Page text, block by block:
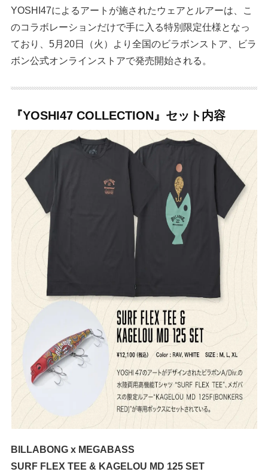
YOSHI47によるアートが施されたウェアとルアーは、こ
のコラボレーションだけで手に入る特別限定仕様となっ
ており、5月20日（火）より全国のビラボンストア、ビラ
ボン公式オンラインストアで発売開始される。
『YOSHI47 COLLECTION』セット内容
BILLABONG x MEGABASS
SURF FLEX TEE & KAGELOU MD 125 SET